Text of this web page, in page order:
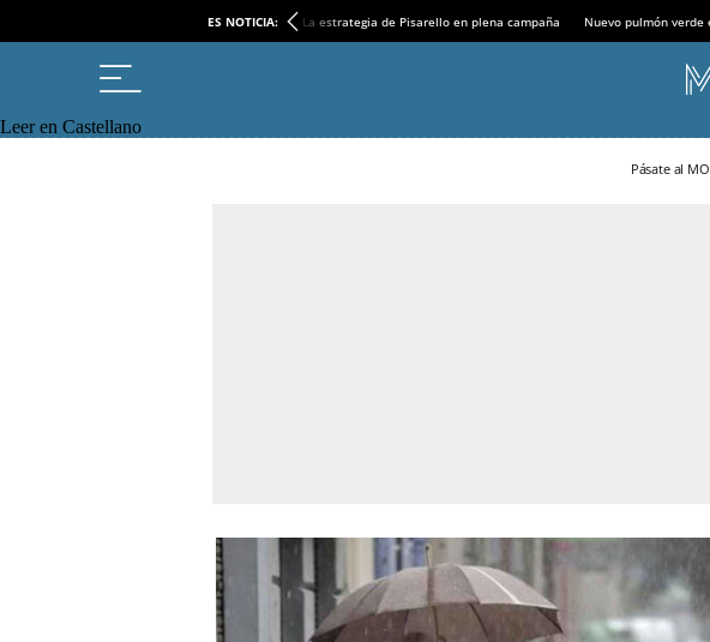
ES NOTICIA: La estrategia de Pisarello en plena campaña Nuevo pulmón verde
Leer en Castellano
Pásate al